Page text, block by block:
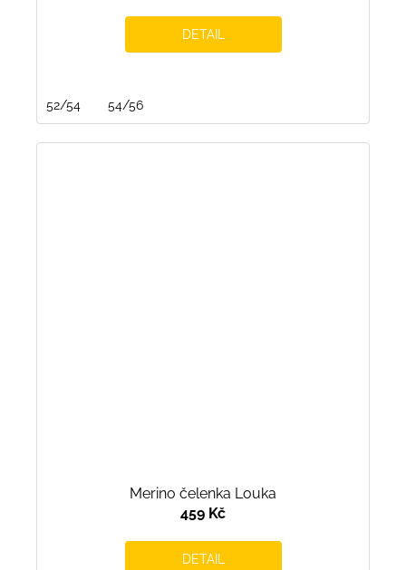
DETAIL
52/54 54/56
Merino čelenka Louka
459 Kč
DETAIL